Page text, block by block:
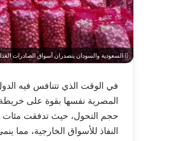
السعودية والسودان يتصدران أسواق الصادرات الغذائية بـ220 ألف طن
في الوقت الذي تتنافس فيه
المصرية نفسها بقوة على
حجم التحول، حيث تدفقت
النفاذ للأسواق الخارجية، مما